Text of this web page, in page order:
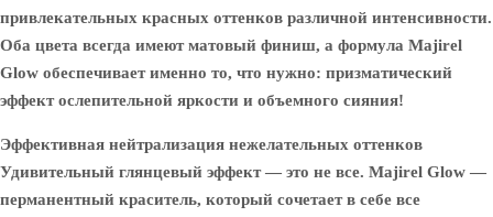
привлекательных красных оттенков различной интенсивности.
Оба цвета всегда имеют матовый финиш, а формула Majirel
Glow обеспечивает именно то, что нужно: призматический
эффект ослепительной яркости и объемного сияния!
Эффективная нейтрализация нежелательных оттенков
Удивительный глянцевый эффект — это не все. Majirel Glow —
перманентный краситель, который сочетает в себе все